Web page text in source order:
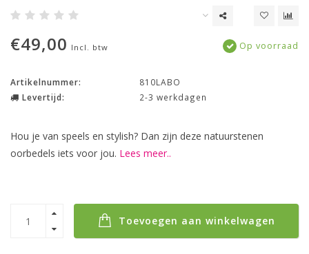
€49,00 Incl. btw Op voorraad
Artikelnummer:
810LABO
Levertijd:
2-3 werkdagen
Hou je van speels en stylish? Dan zijn deze natuurstenen
oorbedels iets voor jou. Lees meer..
Toevoegen aan winkelwagen